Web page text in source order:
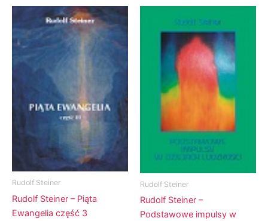
Rudolf Steiner
Rudolf Steiner – Piąta
Ewangelia część 3
Rudolf Steiner
Rudolf Steiner –
Podstawowe impulsy w